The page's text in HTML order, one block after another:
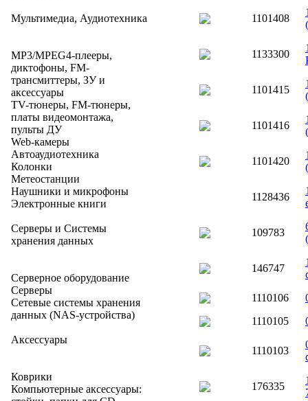
Мультимедиа, Аудиотехника
MP3/MPEG4-плееры,
диктофоны, FM-
трансмиттеры, ЗУ и
аксессуары
TV-тюнеры, FM-тюнеры,
платы видеомонтажа,
пульты ДУ
Web-камеры
Автоаудиотехника
Колонки
Метеостанции
Наушники и микрофоны
Электронные книги
Серверы и Системы
хранения данных
Серверное оборудование
Серверы
Сетевые системы хранения
данных (NAS-устройства)
Аксессуары
Коврики
Компьютерные аксессуары:
1101408
1133300
1101415
1101416
1101420
1128436
109783
146747
1110106
1110105
1110103
176335